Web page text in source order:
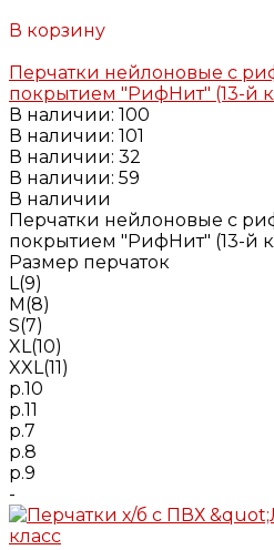
В корзину
Перчатки нейлоновые с
покрытием "РифНит" (13-й
В наличии: 100
В наличии: 101
В наличии: 32
В наличии: 59
В наличии
Перчатки нейлоновые с
покрытием "РифНит" (13-й
Размер перчаток
L(9)
M(8)
S(7)
XL(10)
XXL(11)
р.10
р.11
р.7
р.8
р.9
-